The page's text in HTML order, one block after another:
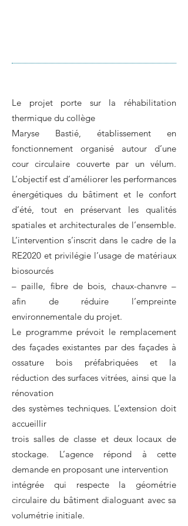
Le projet porte sur la réhabilitation
thermique du collège
Maryse Bastié, établissement en
fonctionnement organisé autour d’une
cour circulaire couverte par un vélum.
L’objectif est d’améliorer les performances
énergétiques du bâtiment et le confort
d’été, tout en préservant les qualités
spatiales et architecturales de l’ensemble.
L’intervention s’inscrit dans le cadre de la
RE2020 et privilégie l’usage de matériaux
biosourcés
– paille, fibre de bois, chaux-chanvre –
afin de réduire l’empreinte
environnementale du projet.
Le programme prévoit le remplacement
des façades existantes par des façades à
ossature bois préfabriquées et la
réduction des surfaces vitrées, ainsi que la
rénovation
des systèmes techniques. L’extension doit
accueillir
trois salles de classe et deux locaux de
stockage. L’agence répond à cette
demande en proposant une intervention
intégrée qui respecte la géométrie
circulaire du bâtiment dialoguant avec sa
volumétrie initiale.